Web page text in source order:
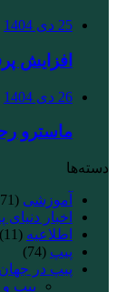
25 دی 1404
افزایش
26 دی 1404
ماسترو
دسته‌ها
آموزشی (171)
اخبار دنیای
اطلاعیه (11)
پیپ (74)
پیپ در جهان
پیپ